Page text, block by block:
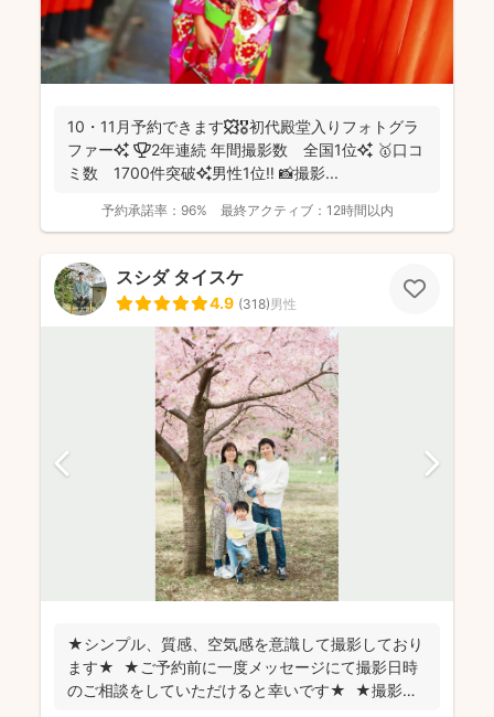
10・11月予約できます🍁🎖初代殿堂入りフォトグラ
ファー✨ 🏆2年連続 年間撮影数 全国1位✨ 🥇口コ
ミ数 1700件突破✨男性1位‼️ 📸撮影...
予約承諾率： 96% 最終アクティブ： 12時間以内
スシダ タイスケ
4.9 (318)男性
★シンプル、質感、空気感を意識して撮影しており
ます★ ★ご予約前に一度メッセージにて撮影日時
のご相談をしていただけると幸いです★ ★撮影に